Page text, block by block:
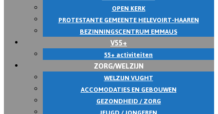
OPEN KERK
PROTESTANTE GEMEENTE HELEVOIRT-HAAREN
BEZINNINGSCENTRUM EMMAUS
V55+
55+ activiteiten
ZORG/WELZIJN
WELZIJN VUGHT
ACCOMODATIES EN GEBOUWEN
GEZONDHEID / ZORG